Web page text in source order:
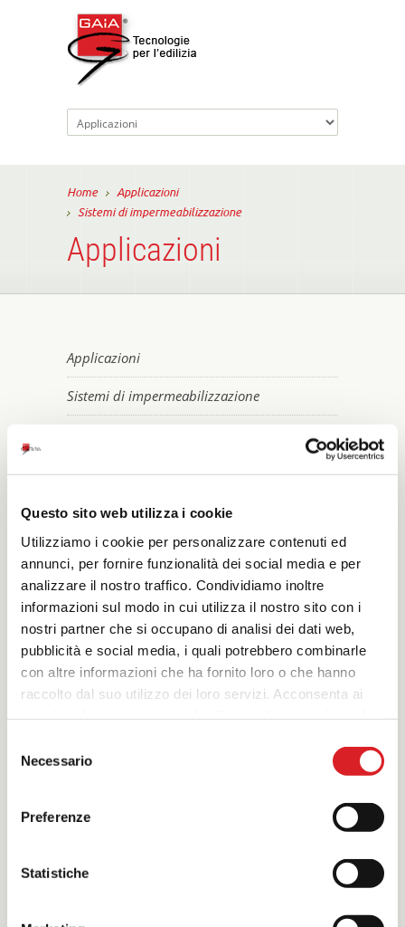
Questo sito web utilizza i cookie
Utilizziamo i cookie per personalizzare contenuti ed
annunci, per fornire funzionalità dei social media e per
analizzare il nostro traffico. Condividiamo inoltre
informazioni sul modo in cui utilizza il nostro sito con i
nostri partner che si occupano di analisi dei dati web,
pubblicità e social media, i quali potrebbero combinarle
con altre informazioni che ha fornito loro o che hanno
raccolto dal suo utilizzo dei loro servizi. Acconsenta ai
delNecessario
Preferenze
Statistiche
Home
Applicazioni
Sistemi di impermeabilizzazione
Applicazioni
Applicazioni
Sistemi di impermeabilizzazione
cristallizzazione
vasche, terrazze e poggioli,
e viadotti, impermeabilizzazione fonda